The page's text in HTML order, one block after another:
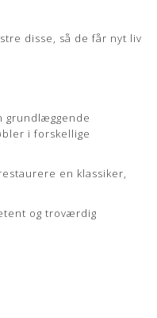
disse, så de får nyt liv
grundlæggende
i forskellige
en klassiker,
og troværdig